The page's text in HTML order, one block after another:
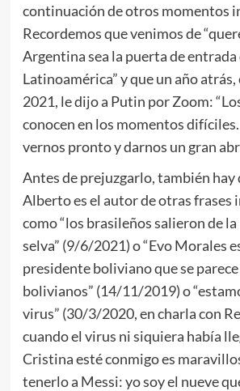
continuación de otros momentos
Recordemos que venimos de
Argentina sea la puerta de entrada
Latinoamérica” y que un año atrás,
2021, le dijo a Putin por Zoom:
conocen en los momentos
vernos pronto y darnos un gran
Antes de prejuzgarlo, también hay
Alberto es el autor de otras frases
como “los brasileños salieron de la
selva” (9/6/2021) o “Evo Morales
presidente boliviano que se parece
bolivianos” (14/11/2019) o
virus” (30/3/2020, en charla con
cuando el virus ni siquiera había
Cristina esté conmigo es
tenerlo a Messi: yo soy el nueve